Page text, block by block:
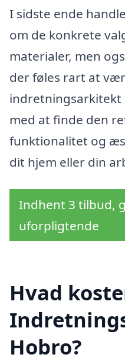
I sidste ende
om de konkrete
materialer, men
der føles rart at
indretningsarkitekt
med at finde den
funktionalitet og
dit hjem eller din
Indhent 3 tilbud,
uforpligtende
Hvad
Hobro?